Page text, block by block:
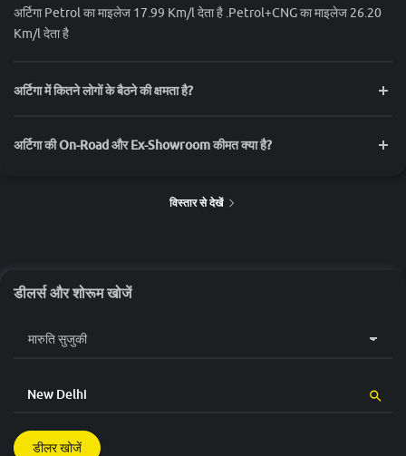
अर्टिगा Petrol का माइलेज 17.99 Km/l देता है .Petrol+CNG का माइलेज 26.20
Km/l देता है
अर्टिगा में कितने लोगों के बैठने की क्षमता है?
अर्टिगा की On-Road और Ex-Showroom कीमत क्या है?
विस्तार से देखें
डीलर्स और शोरूम खोजें
डीलर खोजें